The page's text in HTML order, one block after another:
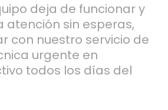
deja de funcionar y
atención sin esperas,
con nuestro servicio de
urgente en
todos los días del